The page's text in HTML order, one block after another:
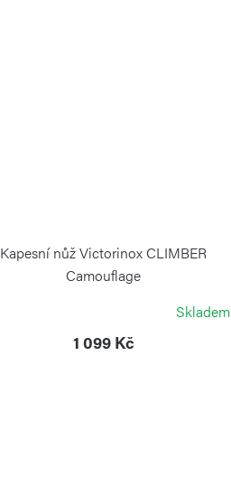
Kapesní nůž Victorinox CLIMBER
Camouflage
Skladem
1 099 Kč